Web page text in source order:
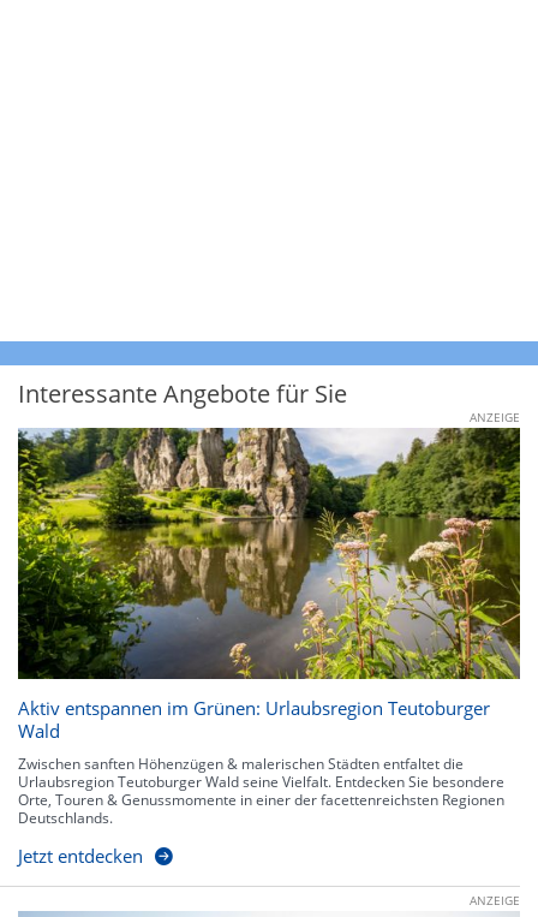
Interessante Angebote für Sie
ANZEIGE
Aktiv entspannen im Grünen: Urlaubsregion Teutoburger
Wald
Zwischen sanften Höhenzügen & malerischen Städten entfaltet die
Urlaubsregion Teutoburger Wald seine Vielfalt. Entdecken Sie besondere
Orte, Touren & Genussmomente in einer der facettenreichsten Regionen
Deutschlands.
Jetzt entdecken
ANZEIGE